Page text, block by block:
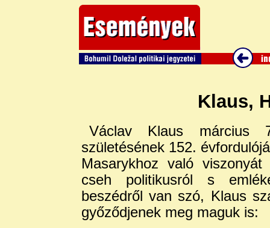
Klaus,
Václav Klaus március
születésének 152.
Masarykhoz való
cseh politikusról s
beszédről van szó, Klaus
győződjenek meg maguk is: